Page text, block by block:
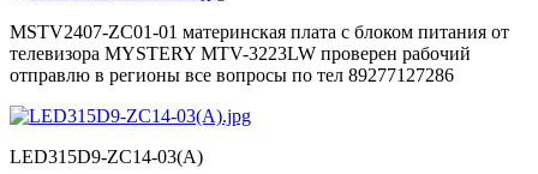
MSTV2407-ZC01-01 материнская плата с блоком питания от
телевизора MYSTERY MTV-3223LW проверен рабочий
отправлю в регионы все вопросы по тел 89277127286
LED315D9-ZC14-03(A)